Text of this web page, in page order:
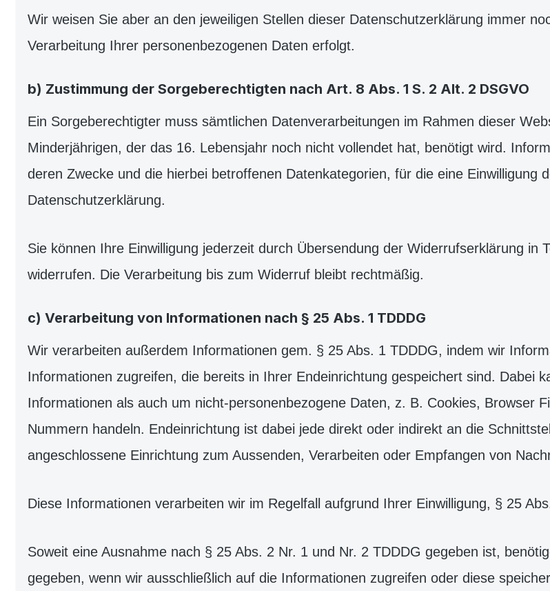
Wir weisen Sie aber an den jeweiligen Stellen dieser Datenschutzerklärung immer
Verarbeitung Ihrer personenbezogenen Daten erfolgt.
b) Zustimmung der Sorgeberechtigten nach Art. 8 Abs. 1 S. 2 Alt. 2 DSGVO
Ein Sorgeberechtigter muss sämtlichen Datenverarbeitungen im Rahmen dieser
Minderjährigen, der das 16. Lebensjahr noch nicht vollendet hat, benötigt wird.
deren Zwecke und die hierbei betroffenen Datenkategorien, für die eine Einwilligung
Datenschutzerklärung.
Sie können Ihre Einwilligung jederzeit durch Übersendung der Widerrufserklärung in
widerrufen. Die Verarbeitung bis zum Widerruf bleibt rechtmäßig.
c) Verarbeitung von Informationen nach § 25 Abs. 1 TDDDG
Wir verarbeiten außerdem Informationen gem. § 25 Abs. 1 TDDDG, indem wir
Informationen zugreifen, die bereits in Ihrer Endeinrichtung gespeichert sind. Dabei
Informationen als auch um nicht-personenbezogene Daten, z. B. Cookies, Browser
Nummern handeln. Endeinrichtung ist dabei jede direkt oder indirekt an die
angeschlossene Einrichtung zum Aussenden, Verarbeiten oder Empfangen von
Diese Informationen verarbeiten wir im Regelfall aufgrund Ihrer Einwilligung, § 25
Soweit eine Ausnahme nach § 25 Abs. 2 Nr. 1 und Nr. 2 TDDDG gegeben ist,
gegeben, wenn wir ausschließlich auf die Informationen zugreifen oder diese